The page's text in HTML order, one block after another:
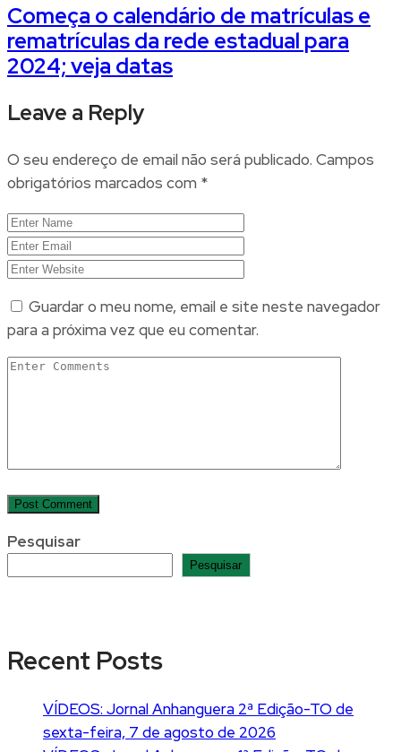
Começa o calendário de matrículas e
rematrículas da rede estadual para
2024; veja datas
Leave a Reply
O seu endereço de email não será publicado. Campos
obrigatórios marcados com *
Guardar o meu nome, email e site neste navegador
para a próxima vez que eu comentar.
Pesquisar
Pesquisar
Recent Posts
VÍDEOS: Jornal Anhanguera 2ª Edição-TO de
sexta-feira, 7 de agosto de 2026